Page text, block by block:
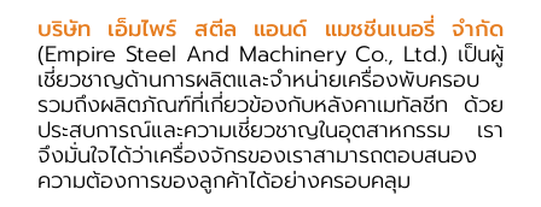
บริษัท เอ็มไพร์ สตีล แอนด์ แมชชีนเนอรี่ จำกัด
(Empire Steel And Machinery Co., Ltd.) เป็นผู้
เชี่ยวชาญด้านการผลิตและจำหน่ายเครื่องพับครอบ
รวมถึงผลิตภัณฑ์ที่เกี่ยวข้องกับหลังคาเมทัลชีท ด้วย
ประสบการณ์และความเชี่ยวชาญในอุตสาหกรรม เรา
จึงมั่นใจได้ว่าเครื่องจักรของเราสามารถตอบสนอง
ความต้องการของลูกค้าได้อย่างครอบคลุม